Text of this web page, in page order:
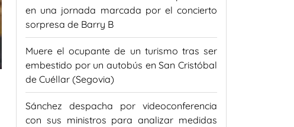
en una jornada marcada por el concierto
sorpresa de Barry B
Muere el ocupante de un turismo tras ser
embestido por un autobús en San Cristóbal
de Cuéllar (Segovia)
Sánchez despacha por videoconferencia
con sus ministros para analizar medidas